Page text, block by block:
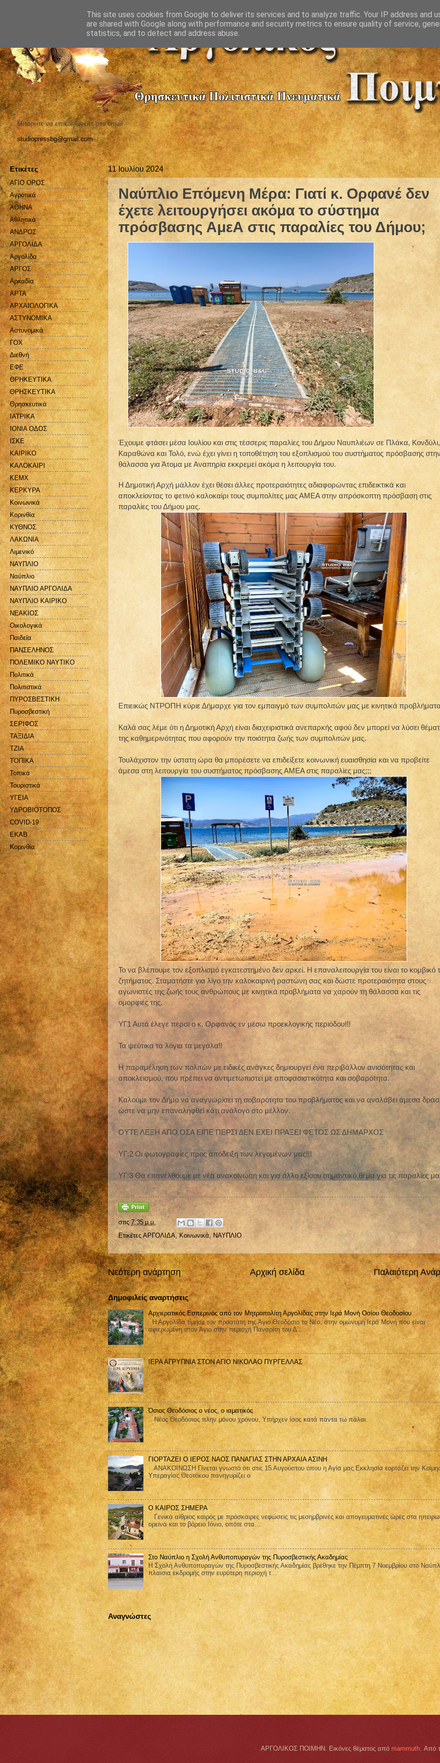
Μπορείτε να επικοινωνείτε στο email
studiopressbg@gmail.com
11 Ιουλίου 2024
Ναύπλιο Επόμενη Μέρα: Γιατί κ. Ορφανέ δεν
έχετε λειτουργήσει ακόμα το σύστημα
πρόσβασης ΑμεΑ στις παραλίες του Δήμου;
Έχουμε φτάσει μέσα Ιουλίου και στις τέσσερις παραλίες του Δήμου Ναυπλιέων σε Πλάκα, Κονδύλι,
Καραθώνα και Τολό, ενώ έχει γίνει η τοποθέτηση του εξοπλισμού του συστήματος πρόσβασης
θάλασσα για Άτομα με Αναπηρία εκκρεμεί ακόμα η λειτουργία του.
Η Δημοτική Αρχή μάλλον έχει θέσει άλλες προτεραιότητες αδιαφορώντας επιδεικτικά και
αποκλείοντας το φετινό καλοκαίρι τους συμπολίτες μας ΑΜΕΑ στην απρόσκοπτη πρόσβαση στις
παραλίες του Δήμου μας.
Επιεικώς ΝΤΡΟΠΗ κύριε Δήμαρχε για τον εμπαιγμό των συμπολιτών μας με κινητικά
Καλά σας λέμε ότι η Δημοτική Αρχή είναι διαχειριστικά ανεπαρκής αφού δεν μπορεί να λύσει
της καθημερινότητας που αφορούν την ποιότητα ζωής των συμπολιτών μας.
Τουλάχιστον την ύστατη ώρα θα μπορέσετε να επιδείξετε κοινωνική ευαισθησία και να προβείτε
άμεσα στη λειτουργία του συστήματος πρόσβασης ΑΜΕΑ στις παραλίες μας;;;
Το να βλέπουμε τον εξοπλισμό εγκατεστημένο δεν αρκεί. Η επαναλειτουργία του είναι το κομβικό
ζητήματος. Σταματήστε για λίγο την καλοκαιρινή ραστώνη σας και δώστε προτεραιότητα στους
αγωνιστές της ζωής τους ανθρώπους με κινητικά προβλήματα να χαρούν τη θάλασσα και τις
ομορφιές της.
ΥΓ1 Αυτά έλεγε πέρσι ο κ. Ορφανός εν μέσω προεκλογικής περιόδου!!!
Τα ψεύτικα τα λόγια τα μεγάλα!!
Η παραμέληση των πολιτών με ειδικές ανάγκες δημιουργεί ένα περιβάλλον ανισότητας και
αποκλεισμού, που πρέπει να αντιμετωπιστεί με αποφασιστικότητα και σοβαρότητα.
Καλούμε τον Δήμο να αναγνωρίσει τη σοβαρότητα του προβλήματος και να αναλάβει άμεσα
ώστε να μην επαναληφθεί κάτι ανάλογο στο μέλλον.
ΟΥΤΕ ΛΕΞΗ ΑΠΟ ΟΣΑ ΕΙΠΕ ΠΕΡΣΙ ΔΕΝ ΕΧΕΙ ΠΡΑΞΕΙ ΦΕΤΟΣ ΩΣ ΔΗΜΑΡΧΟΣ
ΥΓ:2 Οι φωτογραφίες προς απόδειξη των λεγομένων μας!!!
ΥΓ:3 Θα επανέλθουμε με νέα ανακοίνωση και για άλλο εξίσου σημαντικό θέμα για τις παραλίες
στις 7:35 μ.μ.
ΕτικέτεςΑΡΓΟΛΙΔΑ, Κοινωνικά,ΝΑΥΠΛΙΟ
Νεότερη ανάρτηση Παλαιότερη
Αρχική σελίδα
Δημοφιλείς αναρτήσεις
Αρχιερατικός Εσπερινός από τον Μητροπολίτη Αργολίδας στην Ιερά Μονή Οσίου Θεοδοσίου
Η Αργολίδα τίμησε τον προστάτη της Άγιο Θεοδόσιο το Νέο, στην ομώνυμη Ιερά Μονή που είναι
αφιερωμένη στον Άγιο στην περιοχή Παναρίτη του Δ...
ΙΕΡΑ ΑΓΡΥΠΝΙΑ ΣΤΟΝ ΑΓΙΟ ΝΙΚΟΛΑΟ ΠΥΡΓΕΛΛΑΣ
Όσιος Θεοδόσιος ο νέος, ο ιαματικός
Nέος Θεοδόσιος πλην μόνου χρόνου, Yπήρχεν ίσος κατά πάντα τω πάλαι.
ΓΙΟΡΤΑΖΕΙ Ο ΙΕΡΟΣ ΝΑΟΣ ΠΑΝΑΓΙΑΣ ΣΤΗΝ ΑΡΧΑΙΑ ΑΣΙΝΗ
ΑΝΑΚΟΙΝΩΣΗ Γίνεται γνωστό ότι στις 15 Αυγούστου όπου η Αγία μας Εκκλησία εορτάζει την
Υπεραγίας Θεοτόκου πανηγυρίζει ο
Ο ΚΑΙΡΟΣ ΣΗΜΕΡΑ
Γενικά αίθριος καιρός με πρόσκαιρες νεφώσεις τις μεσημβρινές και απογευματινές ώρες στα
ορεινά και το βόρειο Ιόνιο, οπότε στα...
Στο Ναύπλιο η Σχολή Ανθυποπυραγών της Πυροσβεστικής Ακαδημίας
Η Σχολή Ανθυποπυραγών της Πυροσβεστικής Ακαδημίας βρέθηκε την Πέμπτη 7 Νοεμβρίου στο
πλαισια εκδρομής στην ευρύτερη περιοχή τ...
Αναγνώστες
Ετικέτες
ΑΓΙΟ ΟΡΟΣ
Αγροτικά
ΑΘΗΝΑ
Αθλητικά
ΑΝΔΡΟΣ
ΑΡΓΟΛΙΔΑ
Αργολίδα
ΑΡΓΟΣ
Αρκαδία
ΑΡΤΑ
ΑΡΧΑΙΟΛΟΓΙΚΑ
ΑΣΤΥΝΟΜΙΚΑ
Αστυνομικά
ΓΟΧ
Διεθνή
ΕΦΕ
ΘΡΗΚΕΥΤΙΚΑ
ΘΡΗΣΚΕΥΤΙΚΑ
Θρησκευτικά
ΙΑΤΡΙΚΑ
ΙΟΝΙΑ ΟΔΟΣ
ΙΣΚΕ
ΚΑΙΡΙΚΟ
ΚΑΛΟΚΑΙΡΙ
ΚΕΜΧ
ΚΕΡΚΥΡΑ
Κοινωνικά
Κορινθία
ΚΥΘΝΟΣ
ΛΑΚΩΝΙΑ
Λιμενικό
ΝΑΥΠΛΙΟ
Ναύπλιο
ΝΑΥΠΛΙΟ ΑΡΓΟΛΙΔΑ
ΝΑΥΠΛΙΟ ΚΑΙΡΙΚΟ
ΝΕΑΚΙΟΣ
Οικολογικά
Παιδεία
ΠΑΝΣΕΛΗΝΟΣ
ΠΟΛΕΜΙΚΟ ΝΑΥΤΙΚΟ
Πολιτικά
Πολιτιστικά
ΠΥΡΟΣΒΕΣΤΙΚΗ
Πυροσβεστική
ΣΕΡΙΦΟΣ
ΤΑΞΙΔΙΑ
ΤΖΙΑ
ΤΟΠΙΚΑ
Τοπικά
Τουριστικά
ΥΓΕΙΑ
ΥΔΡΟΒΙΟΤΟΠΟΣ
COVID-19
EKAB
Kορινθία
ΑΡΓΟΛΙΚΟΣ ΠΟΙΜΗΝ. Εικόνες θέματος από mammuth. Από
This site uses cookies from Google to deliver its services and to analyze traffic. Your IP address and
are shared with Google along with performance and security metrics to ensure quality of service,
statistics, and to detect and address abuse.